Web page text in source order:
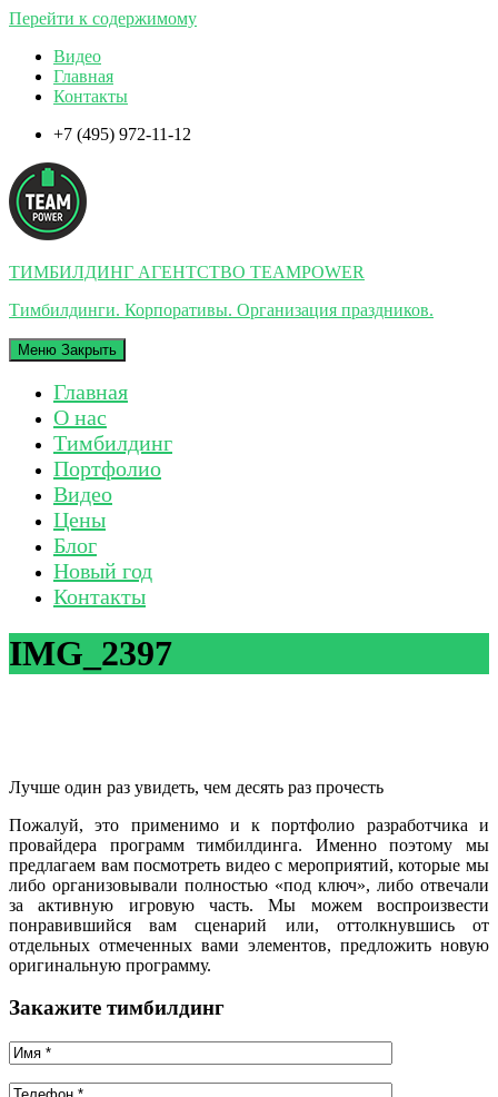
Перейти к содержимому
Видео
Главная
Контакты
+7 (495) 972-11-12
ТИМБИЛДИНГ АГЕНТСТВО TEAMPOWER
Тимбилдинги. Корпоративы. Организация праздников.
Меню Закрыть
Главная
О нас
Тимбилдинг
Портфолио
Видео
Цены
Блог
Новый год
Контакты
IMG_2397
Лучше один раз увидеть, чем десять раз прочесть
Пожалуй, это применимо и к портфолио разработчика и
провайдера программ тимбилдинга. Именно поэтому мы
предлагаем вам посмотреть видео с мероприятий, которые мы
либо организовывали полностью «под ключ», либо отвечали
за активную игровую часть. Мы можем воспроизвести
понравившийся вам сценарий или, оттолкнувшись от
отдельных отмеченных вами элементов, предложить новую
оригинальную программу.
Закажите тимбилдинг